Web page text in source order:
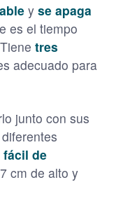
y se apaga
es el tiempo
tres
adecuado para
junto con sus
de
cm de alto y